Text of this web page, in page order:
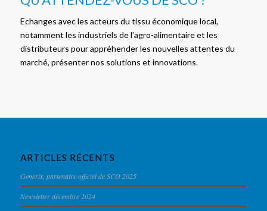
Echanges avec les acteurs du tissu économique local,
notamment les industriels de l’agro-alimentaire et les
distributeurs pour appréhender les nouvelles attentes du
marché, présenter nos solutions et innovations.
ARTICLES RÉCENTS
Generix, partenaire officiel de SCO 2025
Newsletter décembre 2024